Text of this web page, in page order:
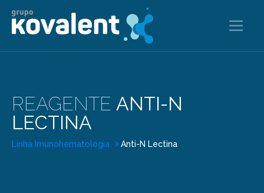
REAGENTE ANTI-N
LECTINA
Linha Imunohematologia Anti-N Lectina